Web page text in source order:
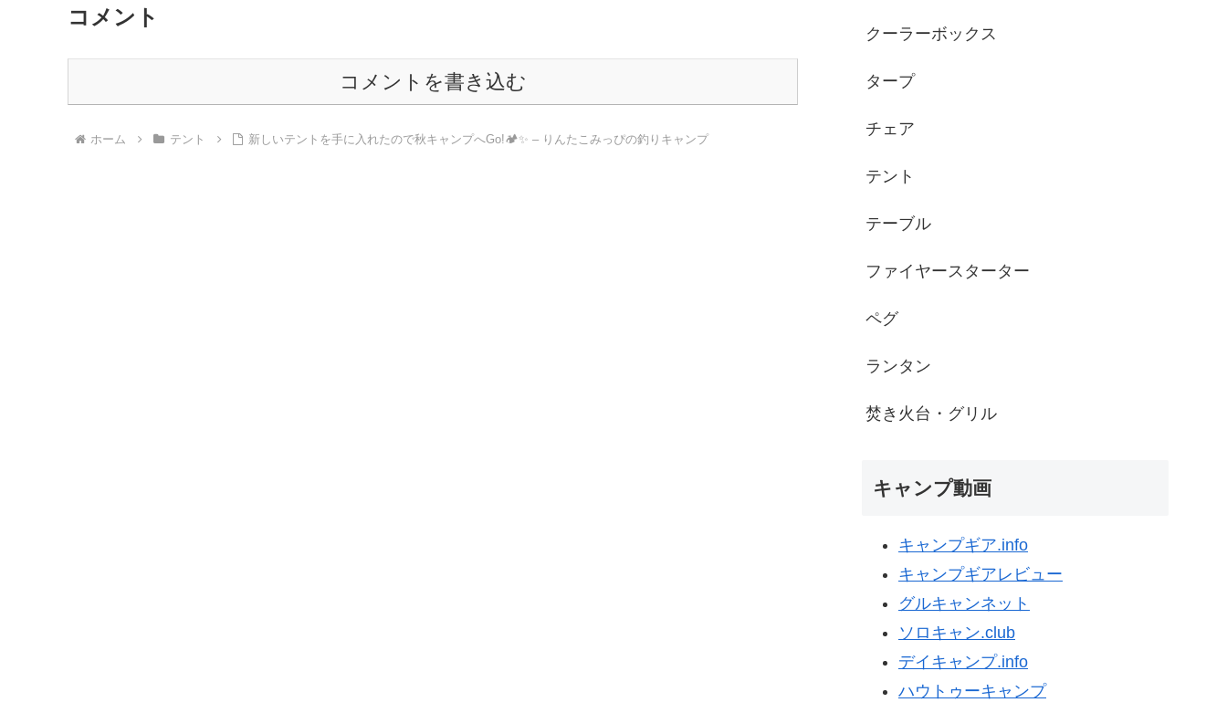
コメント
コメントを書き込む
ホーム テント 新しいテントを手に入れたので秋キャンプへGo!🏕️✨ – りんたこみっぴの釣りキャンプ
クーラーボックス
タープ
チェア
テント
テーブル
ファイヤースターター
ペグ
ランタン
焚き火台・グリル
キャンプ動画
キャンプギア.info
キャンプギアレビュー
グルキャンネット
ソロキャン.club
デイキャンプ.info
ハウトゥーキャンプ